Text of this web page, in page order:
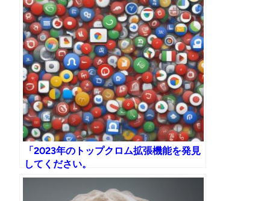
「2023年のトップクロム拡張機能を発見
してください。